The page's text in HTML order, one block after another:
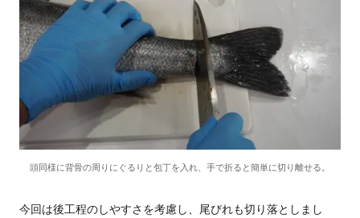
頭同様に背骨の周りにぐるりと包丁を入れ、手で折ると簡単に切り離せる。
今回は後工程のしやすさを考慮し、尾びれも切り落としまし